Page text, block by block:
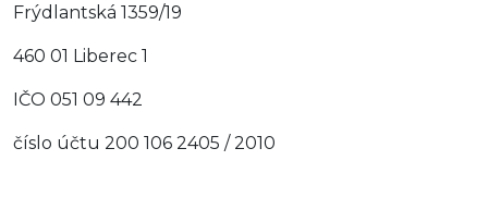
Frýdlantská 1359/19
460 01 Liberec 1
IČO 051 09 442
číslo účtu 200 106 2405 / 2010